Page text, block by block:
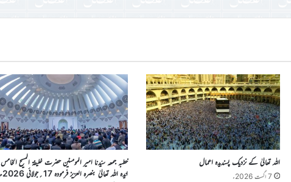
اللہ تعالیٰ کے نزدیک پسندیدہ اعمال
7 اگست 2026ء
خطبہ جمعہ سیّدنا امیر المومنین حضرت خلیفۃ المسیح الخامس
ایّدہ اللہ تعالیٰ بنصرہ العزیز فرمودہ 17؍جولائی 2026ء